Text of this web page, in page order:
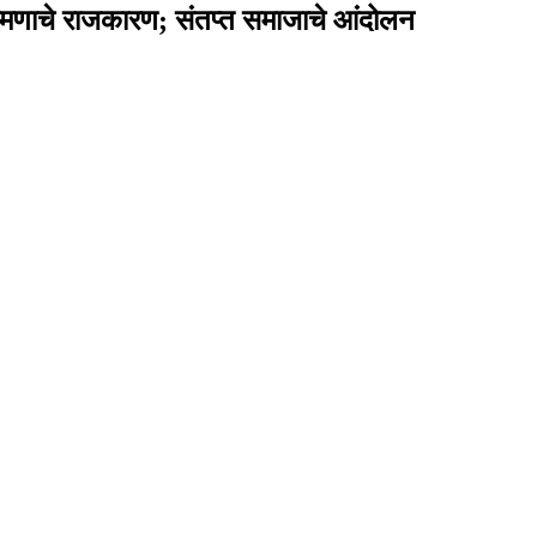
राजकारण; संतप्त समाजाचे आंदोलन